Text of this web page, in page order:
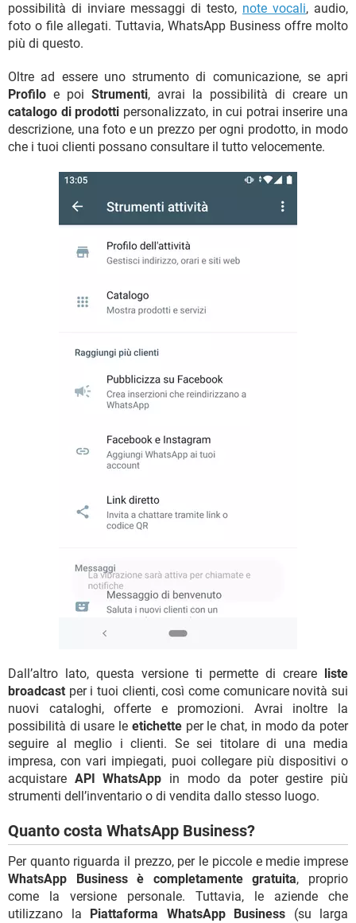
possibilità di inviare messaggi di testo, note vocali, audio,
foto o file allegati. Tuttavia, WhatsApp Business offre molto
più di questo.
Oltre ad essere uno strumento di comunicazione, se apri
Profilo e poi Strumenti, avrai la possibilità di creare un
catalogo di prodotti personalizzato, in cui potrai inserire una
descrizione, una foto e un prezzo per ogni prodotto, in modo
che i tuoi clienti possano consultare il tutto velocemente.
Dall’altro lato, questa versione ti permette di creare liste
broadcast per i tuoi clienti, così come comunicare novità sui
nuovi cataloghi, offerte e promozioni. Avrai inoltre la
possibilità di usare le etichetteper le chat, in modo da poter
seguire al meglio i clienti. Se sei titolare di una media
impresa, con vari impiegati, puoi collegare più dispositivi o
acquistare API WhatsApp in modo da poter gestire più
strumenti dell’inventario o di vendita dallo stesso luogo.
Quanto costa WhatsApp Business?
Per quanto riguarda il prezzo, per le piccole e medie imprese
WhatsApp Business è completamente gratuita, proprio
come la versione personale. Tuttavia, le aziende che
utilizzano la Piattaforma WhatsApp Business (su larga